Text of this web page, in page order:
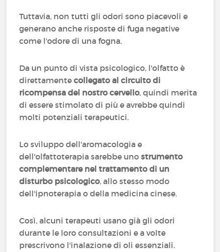
Tuttavia, non tutti gli odori sono piacevoli e
generano anche risposte di fuga negative
come l'odore di una fogna.
Da un punto di vista psicologico, l'olfatto è
direttamentecollegato al circuito di
ricompensa del nostro cervello, quindi merita
di essere stimolato di più e avrebbe quindi
molti potenziali terapeutici.
Lo sviluppo dell'aromacologia e
dell'olfattoterapia sarebbe unostrumento
complementare nel trattamento di un
disturbo psicologico, allo stesso modo
dell'ipnoterapia o della medicina cinese.
Così, alcuni terapeuti usano già gli odori
durante le loro consultazioni e a volte
prescrivono l'inalazione di oli essenziali.